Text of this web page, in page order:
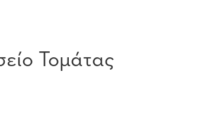
Τομάτας